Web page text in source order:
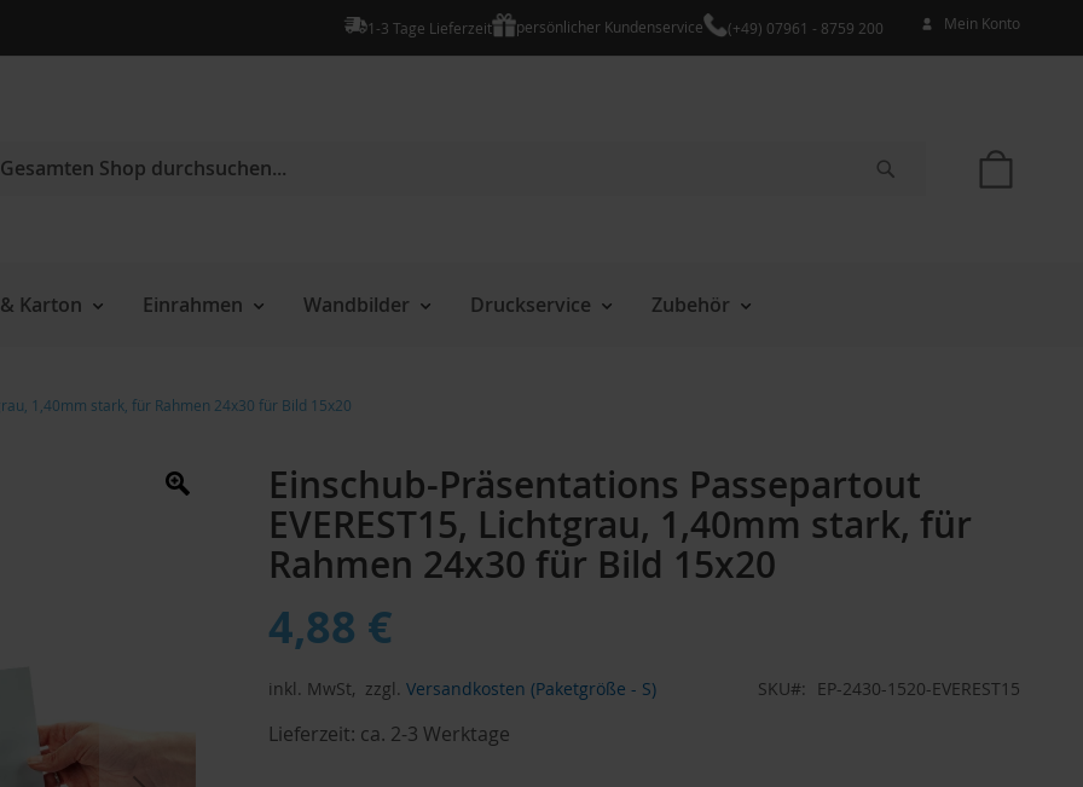
1-3 Tage Lieferzeit persönlicher Kundenservice (+49) 07961 - 8759 200 Mein Konto
Karton Einrahmen Wandbilder Druckservice Zubehör
1,40mm stark, für Rahmen 24x30 für Bild 15x20
Einschub-Präsentations Passepartout
EVEREST15, Lichtgrau, 1,40mm stark, für
Rahmen 24x30 für Bild 15x20
4,88 €
inkl. MwSt, zzgl. Versandkosten (Paketgröße - S) SKU EP-2430-1520-EVEREST15
Lieferzeit: ca. 2-3 Werktage